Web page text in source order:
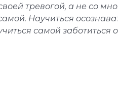
тревогой, а не со
Научиться
самой заботиться о